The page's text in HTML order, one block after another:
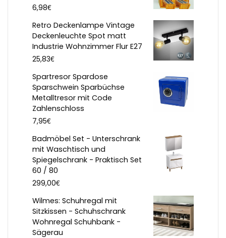
6,98€
Retro Deckenlampe Vintage
Deckenleuchte Spot matt
Industrie Wohnzimmer Flur E27
25,83€
Spartresor Spardose
Sparschwein Sparbüchse
Metalltresor mit Code
Zahlenschloss
7,95€
Badmöbel Set - Unterschrank
mit Waschtisch und
Spiegelschrank - Praktisch Set
60 / 80
299,00€
Wilmes: Schuhregal mit
Sitzkissen - Schuhschrank
Wohnregal Schuhbank -
Sägerau